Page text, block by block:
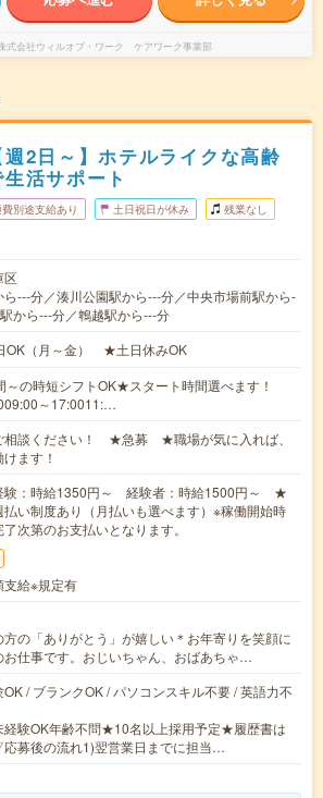
式会社ウィルオブ・ワーク ケアワーク事業部
2日～】ホテルライクな高齢
活サポート
費別途支給あり 土日祝日が休み 残業なし
区
ら---分／湊川公園駅から---分／中央市場前駅から-
から---分／鵯越駅から---分
OK（月～金） ★土日休みOK
の時短シフトOK★スタート時間選べます！
～17:0011:…
相談ください！ ★急募 ★職場が気に入れば、
ます！
験：時給1350円～ 経験者：時給1500円～ ★
払い制度あり（月払いも選べます）※稼働開始時
次第のお支払いとなります。
支給※規定有
方の「ありがとう」が嬉しい＊お年寄りを笑顔に
お仕事です。おじいちゃん、おばあちゃ…
/ ブランクOK / パソコンスキル不要 / 英語力不
経験OK年齢不問★10名以上採用予定★履歴書は
募後の流れ1)翌営業日までに担当…